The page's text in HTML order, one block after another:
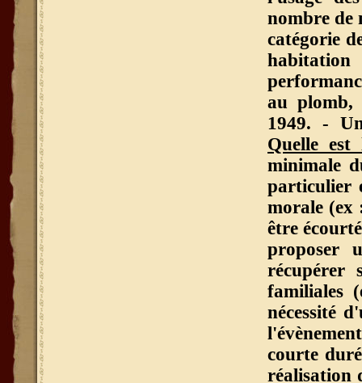
nombre de
catégorie
habitation
au plomb,
1949. -
Quelle
minimale
particulier
morale (ex
être
proposer
récupérer
familiales
nécessité
courte
réalisation